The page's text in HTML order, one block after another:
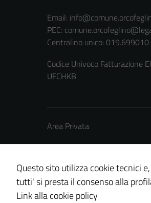
Email:
PEC:
Centralino unico: 019.699010
Codice Univoco Fatturazione
UFCHKB
Area Privata
Credits: © Technical Design s.r.l.
Questo sito utilizza cookie tecnici
tutti' si presta il consenso alla
Link alla cookie policy